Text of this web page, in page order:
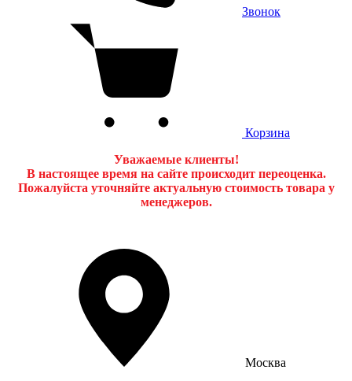
Звонок
Корзина
Уважаемые клиенты!
В настоящее время на сайте происходит переоценка.
Пожалуйста уточняйте актуальную стоимость товара у
менеджеров.
Москва